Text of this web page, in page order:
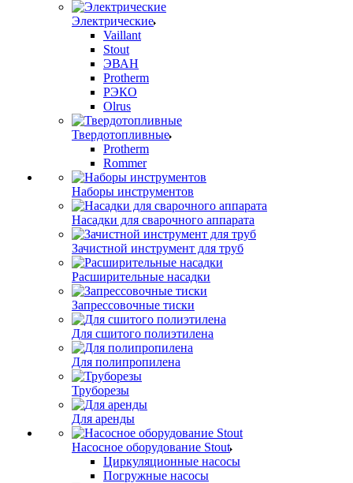
Электрические
Vaillant
Stout
ЭВАН
Protherm
РЭКО
Olrus
Твердотопливные
Protherm
Rommer
Наборы инструментов
Насадки для сварочного аппарата
Зачистной инструмент для труб
Расширительные насадки
Запрессовочные тиски
Для сшитого полиэтилена
Для полипропилена
Труборезы
Для аренды
Насосное оборудование Stout
Циркуляционные насосы
Погружные насосы